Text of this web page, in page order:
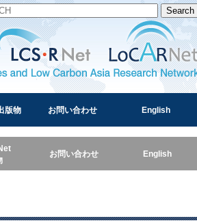
and Low Carbon Asia Research Network
版物 お問い合わせ English
お問い合わせ English